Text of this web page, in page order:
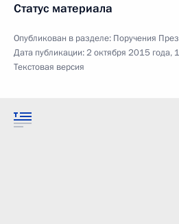
Статус материала
Опубликован в разделе: Поручения
Дата публикации:2 октября 2015 года,
Текстовая версия